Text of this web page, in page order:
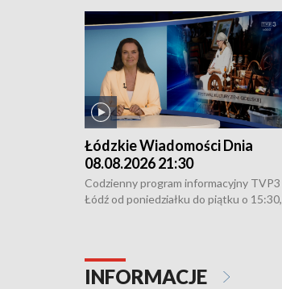
Łódzkie Wiadomości Dnia
08.08.2026 21:30
Codzienny program informacyjny TVP3
Łódź od poniedziałku do piątku o 15:30,
INFORMACJE